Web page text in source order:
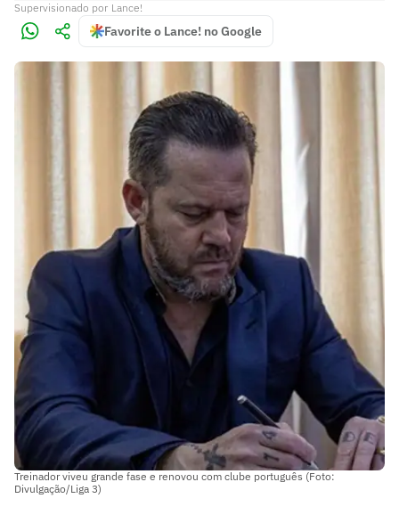
Supervisionado por Lance!
Favorite o Lance! no Google
Treinador viveu grande fase e renovou com clube português (Foto:
Divulgação/Liga 3)